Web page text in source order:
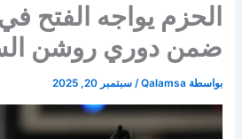
الحزم يواجه الفتح
ضمن دوري روشن
بواسطة Qalamsa
/سبتمبر 20, 2025